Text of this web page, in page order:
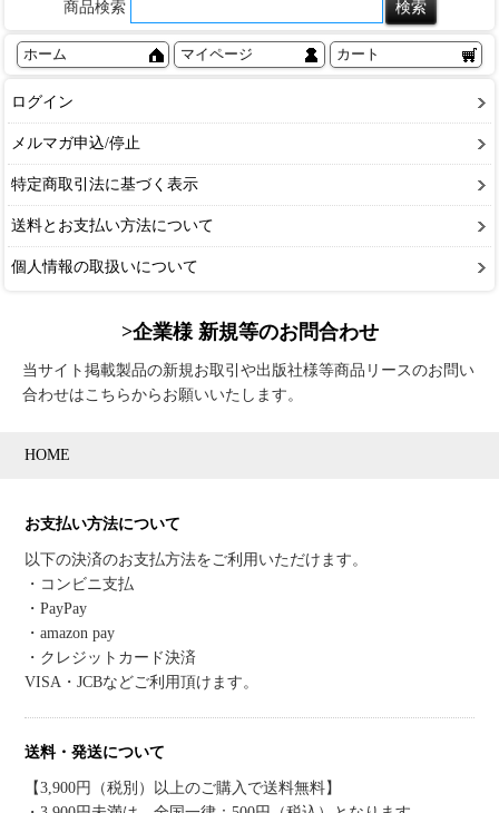
商品検索
ホーム マイページ カート
ログイン
メルマガ申込/停止
特定商取引法に基づく表示
送料とお支払い方法について
個人情報の取扱いについて
>企業様 新規等のお問合わせ
当サイト掲載製品の新規お取引や出版社様等商品リースのお問い
合わせはこちらからお願いいたします。
HOME
お支払い方法について
以下の決済のお支払方法をご利用いただけます。
・コンビニ支払
・PayPay
・amazon pay
・クレジットカード決済
VISA・JCBなどご利用頂けます。
送料・発送について
【3,900円（税別）以上のご購入で送料無料】